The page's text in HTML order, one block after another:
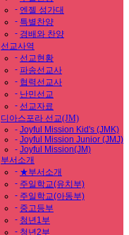
- 엔젤 성가대
- 특별찬양
- 경배와 찬양
선교사역
- 선교현황
- 파송선교사
- 협력선교사
- 난민선교
- 선교자료
디아스포라 선교(JM)
- Joyful Mission Kid's (JMK)
- Joyful Mission Junior (JMJ)
- Joyful Mission(JM)
부서소개
- ★부서소개
- 주일학교(유치부)
- 주일학교(아동부)
- 중고등부
- 청년1부
- 청년2부